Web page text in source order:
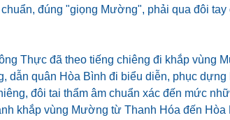
đúng "giọng Mường", phải qua đôi tay
Thực đã theo tiếng chiêng đi khắp vùng
dẫn quân Hòa Bình đi biểu diễn, phục dựng
đôi tai thẩm âm chuẩn xác đến mức
khắp vùng Mường từ Thanh Hóa đến Hòa